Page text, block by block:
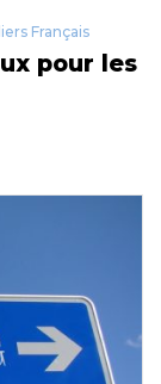
Français
pour les